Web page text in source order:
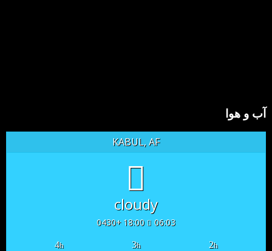
آب و هوا
KABUL, AF
cloudy
06:03
18:00 +0430
2h
3h
4h